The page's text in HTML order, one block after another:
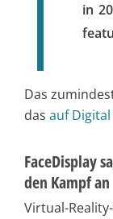
in
Das
das auf
FaceDisplay
den Kampf an
Virtual-